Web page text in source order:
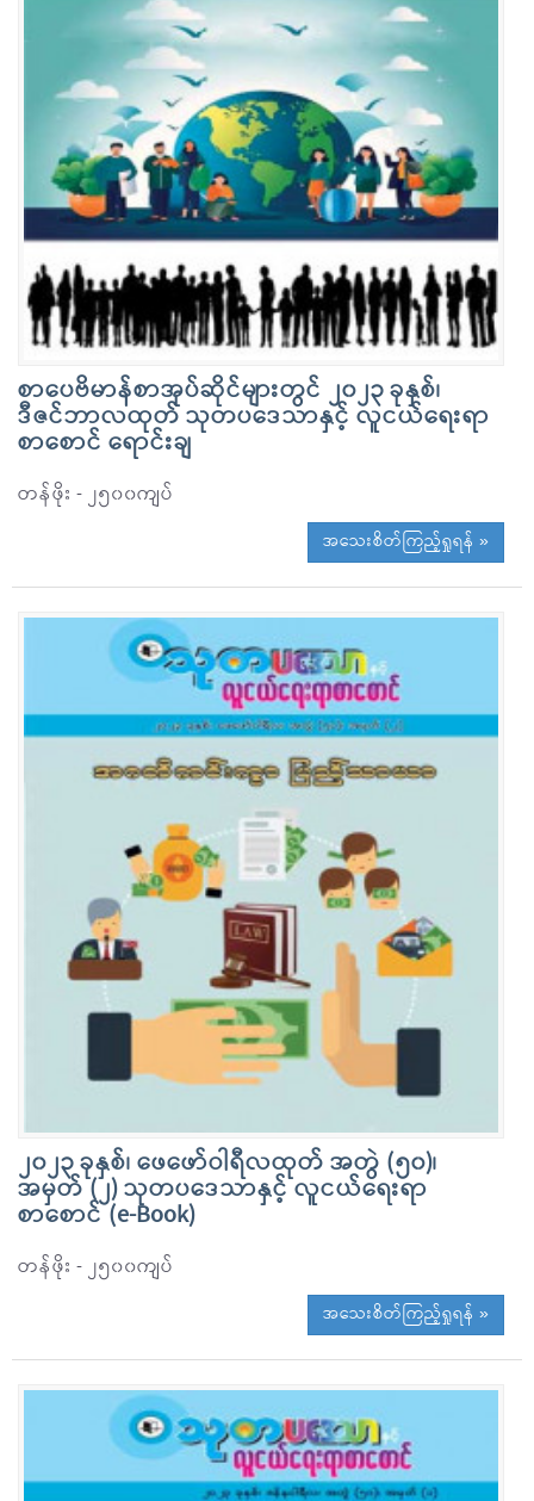
စာပေဗိမာန်စာအုပ်ဆိုင်များတွင် ၂၀၂၃ ခုနှစ်၊
ဒီဇင်ဘာလထုတ် သုတပဒေသာနှင့် လူငယ်ရေးရာ
စာစောင် ရောင်းချ
တန်ဖိုး - ၂၅၀၀ကျပ်
အသေးစိတ်ကြည့်ရှုရန် »
၂၀၂၃ ခုနှစ်၊ ဖေဖော်ဝါရီလထုတ် အတွဲ (၅၀)၊
အမှတ် (၂) သုတပဒေသာနှင့် လူငယ်ရေးရာ
စာစောင် (e-Book)
တန်ဖိုး - ၂၅၀၀ကျပ်
အသေးစိတ်ကြည့်ရှုရန် »